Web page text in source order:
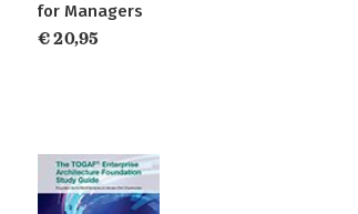
for Managers
€ 20,95